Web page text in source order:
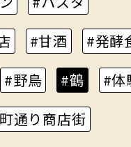
#甘酒
#発酵
#野鳥 #鶴
#体
通り商店街